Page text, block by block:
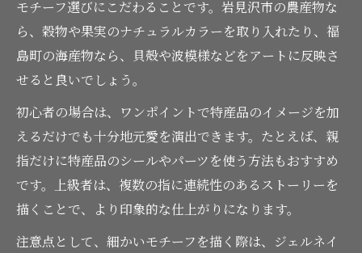
ネイルで紡ぐ岩見沢と福島町の魅力的な物
語
地域の歴史をネイルデザインに落とし込む
方法
特産品の物語性をネイルで表現するポイン
ト
日常に溶け込む地元ストーリー系ネイルア
ート
ネイルで語る北海道の伝統と地元の誇り
モチーフ選びにこだわることです。岩見沢市の農産物な
ら、穀物や果実のナチュラルカラーを取り入れたり、福
島町の海産物なら、貝殻や波模様などをアートに反映さ
せると良いでしょう。
初心者の場合は、ワンポイントで特産品のイメージを加
えるだけでも十分地元愛を演出できます。たとえば、親
指だけに特産品のシールやパーツを使う方法もおすすめ
です。上級者は、複数の指に連続性のあるストーリーを
描くことで、より印象的な仕上がりになります。
注意点として、細かいモチーフを描く際は、ジェルネイ